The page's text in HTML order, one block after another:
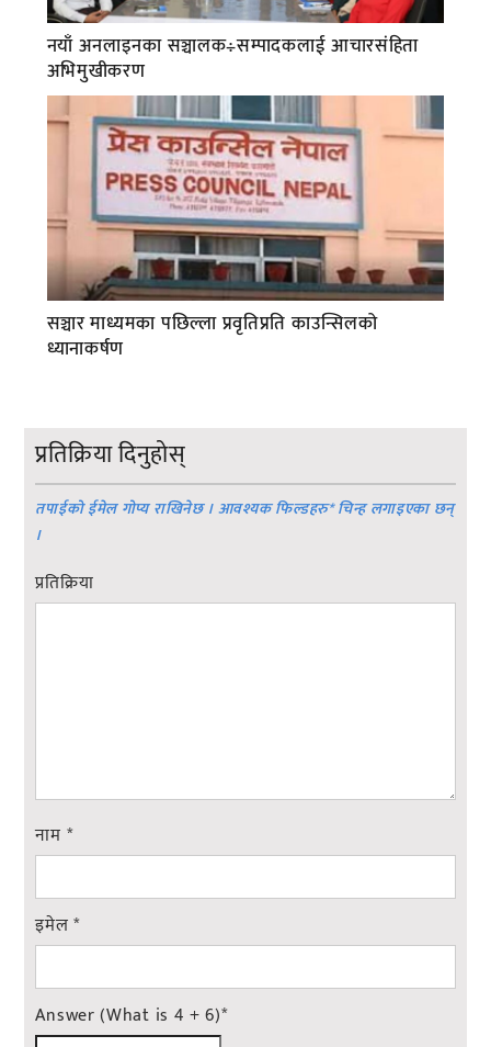
नयाँ अनलाइनका सञ्चालक÷सम्पादकलाई आचारसंहिता
अभिमुखीकरण
सञ्चार माध्यमका पछिल्ला प्रवृतिप्रति काउन्सिलको
ध्यानाकर्षण
प्रतिक्रिया दिनुहोस्
तपाईको ईमेल गोप्य राखिनेछ । आवश्यक फिल्डहरु*चिन्ह लगाइएका छन्
।
प्रतिक्रिया
नाम *
इमेल*
Answer (What is 4 + 6)*